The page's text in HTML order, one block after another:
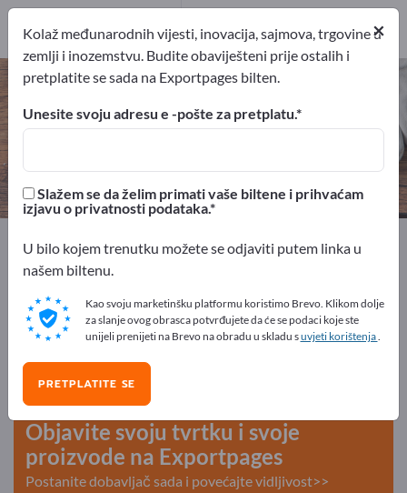
Šalice za kavu – pronađite
proizvođače i dobavljače
8
Exportpages Kućanstvo i vrt
Kućanski artikli
Šalice za kavu
Besplatno oglašavajte na
Exportpages!
Potražnja – Ponude – Polovni proizvodi – Poslovni
kontakti >> počnite ovdje
Objavite svoju tvrtku i svoje
proizvode na Exportpages
Postanite dobavljač sada i povećajte vidljivost>>
×
Kolaž međunarodnih vijesti, inovacija, sajmova, trgovine u
zemlji i inozemstvu. Budite obaviješteni prije ostalih i
pretplatite se sada na Exportpages bilten.
Unesite svoju adresu e -pošte za pretplatu.
Slažem se da želim primati vaše biltene i prihvaćam
izjavu o privatnosti podataka.
U bilo kojem trenutku možete se odjaviti putem linka u
našem biltenu.
Kao svoju marketinšku platformu koristimo Brevo. Klikom dolje
za slanje ovog obrasca potvrđujete da će se podaci koje ste
unijeli prenijeti na Brevo na obradu u skladu suvjeti korištenja.
PRETPLATITE SE